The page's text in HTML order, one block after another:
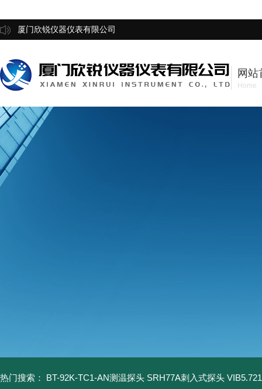
厦门欣锐仪器仪表有限公司
网站
Home
热门搜索： BT-92K-TC1-AN测温探头 SRH77A刺入式探头